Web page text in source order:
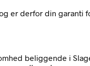
er derfor din garanti
beliggende i